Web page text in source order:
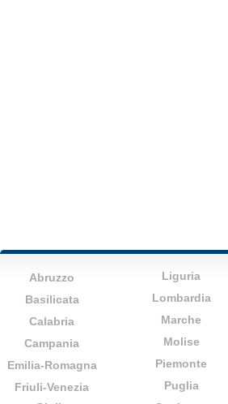
Abruzzo
Basilicata
Calabria
Campania
Emilia-Romagna
Friuli-Venezia
Liguria
Lombardia
Marche
Molise
Piemonte
Puglia